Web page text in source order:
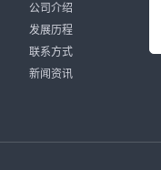
公司介绍
发展历程
联系方式
新闻资讯